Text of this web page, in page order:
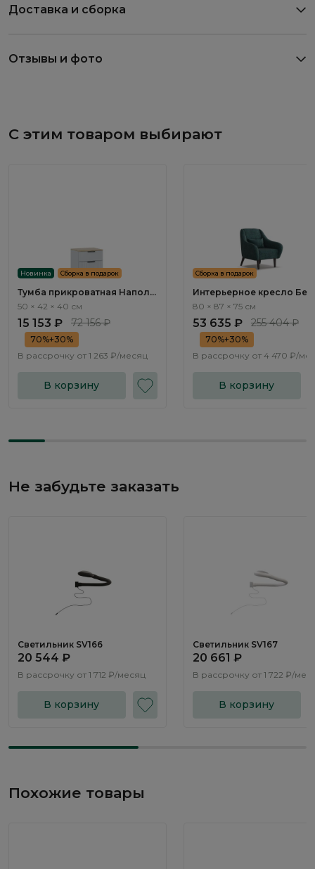
Доставка и сборка
Отзывы и фото
С этим товаром выбирают
Новинка Сборка в подарок
Тумба прикроватная Наполи
/ Napoli NP001.2
50 × 42 × 40 см
15 153 ₽ 72 156 ₽
70%+30%
В рассрочку от 1 263 ₽/месяц
В корзину
Сборка в подарок
Интерьерное кресло
/ Bengal ММ114.12
80 × 87 × 75 см
53 635 ₽ 255 404 ₽
70%+30%
В рассрочку от 4 470 ₽/
В корзину
Не забудьте заказать
Светильник SV166
20 544 ₽
В рассрочку от 1 712 ₽/месяц
В корзину
Светильник SV167
20 661 ₽
В рассрочку от 1 722 ₽/
В корзину
Похожие товары